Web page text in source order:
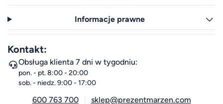
Informacje prawne
Kontakt:
Obsługa klienta 7 dni w tygodniu:
pon. - pt. 8:00 - 20:00
sob. - niedz. 9:00 - 17:00
600 763 700 sklep@prezentmarzen.com